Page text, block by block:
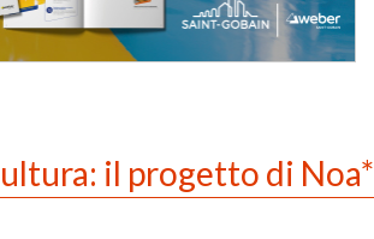
il progetto di Noa*